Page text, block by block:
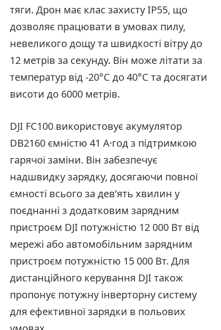
тяги. Дрон має клас захисту IP55, що
дозволяє працювати в умовах пилу,
невеликого дощу та швидкості вітру до
12 метрів за секунду. Він може літати за
температур від -20°C до 40°C та досягати
висоти до 6000 метрів.
DJI FC100 використовує акумулятор
DB2160 ємністю 41 А·год з підтримкою
гарячої заміни. Він забезпечує
надшвидку зарядку, досягаючи повної
ємності всього за дев’ять хвилин у
поєднанні з додатковим зарядним
пристроєм DJI потужністю 12 000 Вт від
мережі або автомобільним зарядним
пристроєм потужністю 15 000 Вт. Для
дистанційного керування DJI також
пропонує потужну інверторну систему
для ефективної зарядки в польових